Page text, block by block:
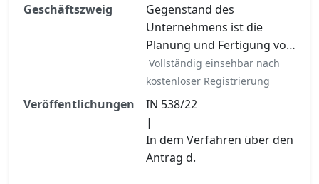
Geschäftszweig
Gegenstand des
Unternehmens ist die
Planung und Fertigung vo…
Vollständig einsehbar nach
kostenloser Registrierung
Veröffentlichungen
IN 538/22
|
In dem Verfahren über den
Antrag d.